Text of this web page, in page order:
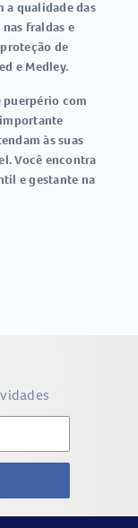
a qualidade das
nas fraldas e
de
e Medley.
puerpério com
às suas
Você encontra
e gestante na